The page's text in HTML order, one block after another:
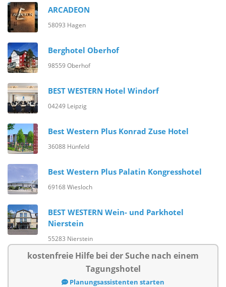
ARCADEON
58093 Hagen
Berghotel Oberhof
98559 Oberhof
BEST WESTERN Hotel Windorf
04249 Leipzig
Best Western Plus Konrad Zuse Hotel
36088 Hünfeld
Best Western Plus Palatin Kongresshotel
69168 Wiesloch
BEST WESTERN Wein- und Parkhotel
Nierstein
55283 Nierstein
kostenfreie Hilfe bei der Suche nach einem
Tagungshotel
Planungsassistenten starten